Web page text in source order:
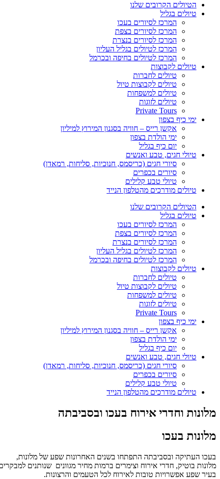
הטיולים הקרובים שלנו
טיולים בגליל
המרכז לסיורים בעכו
המרכז לסיורים בצפת
המרכז לסיורים בנצרת
המרכז לטיולים בגליל העליון
המרכז לטיולים בחיפה ובכרמל
טיולים לקבוצות
טיולים לחברות
טיולים לקבוצות טיול
טיולים למשפחות
טיולים לזוגות
Private Tours
ימי כיף בצפון
אקשן רייס – חוויה בסגנון המירוץ למיליון
ימי הולדת בצפון
יום כיף בגליל
טיולי חגים, טבע ואנשים
סיורי חגים (כריסמס, חנוכיות, סליחות, רמאדן)
סיורים בכפרים
טיולי טבע קלילים
טיולים מודרכים מהטלפון הנייד
הטיולים הקרובים שלנו
טיולים בגליל
המרכז לסיורים בעכו
המרכז לסיורים בצפת
המרכז לסיורים בנצרת
המרכז לטיולים בגליל העליון
המרכז לטיולים בחיפה ובכרמל
טיולים לקבוצות
טיולים לחברות
טיולים לקבוצות טיול
טיולים למשפחות
טיולים לזוגות
Private Tours
ימי כיף בצפון
אקשן רייס – חוויה בסגנון המירוץ למיליון
ימי הולדת בצפון
יום כיף בגליל
טיולי חגים, טבע ואנשים
סיורי חגים (כריסמס, חנוכיות, סליחות, רמאדן)
סיורים בכפרים
טיולי טבע קלילים
טיולים מודרכים מהטלפון הנייד
מלונות וחדרי אירוח בעכו ובסביבתה
מלונות בעכו
בעכו העתיקה ובסביבתה התפתחו בשנים האחרונות שפע של מלונות,
מלונות בוטיק, חדרי אירוח וצימרים ברמות מחיר מגוונים שנותנים למבקרים
בעיר שפע אפשרויות טובות לאירוח לכל הטעמים והרצונות.